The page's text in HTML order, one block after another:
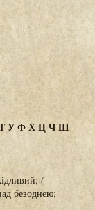
УФХЦЧШ
(-
безоднею;